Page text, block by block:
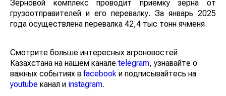
Зерновой комплекс проводит приемку зерна от
грузоотправителей и его перевалку. За январь 2025
года осуществлена перевалка 42,4 тыс тонн ячменя.
Смотрите больше интересных агроновостей
Казахстана на нашем канале telegram, узнавайте о
важных событиях в facebook и подписывайтесь на
youtube канал и instagram.